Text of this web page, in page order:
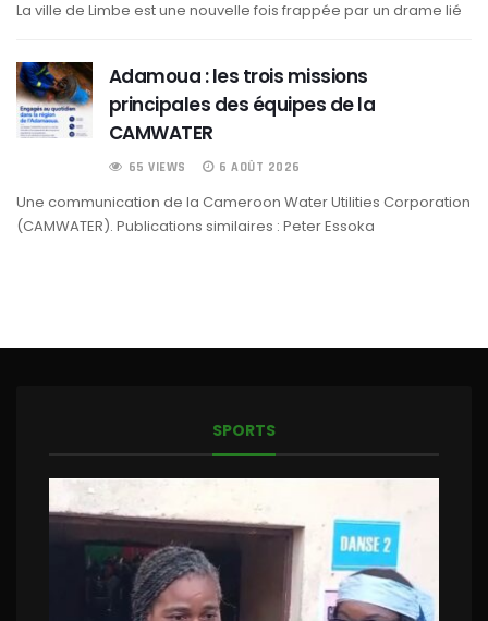
La ville de Limbe est une nouvelle fois frappée par un drame lié
Adamoua : les trois missions
principales des équipes de la
CAMWATER
65 VIEWS 6 AOÛT 2026
Une communication de la Cameroon Water Utilities Corporation
(CAMWATER). Publications similaires : Peter Essoka
SPORTS